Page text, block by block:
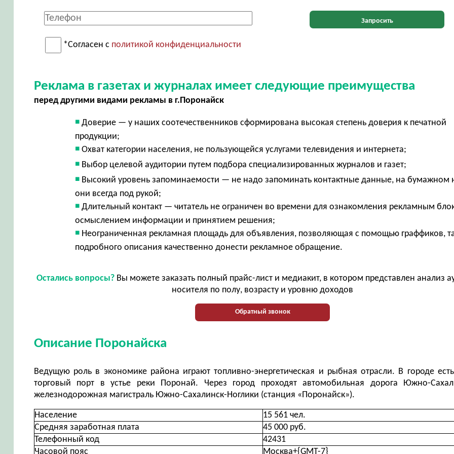
*Согласен с политикой конфиденциальности
Запросить
Реклама в газетах и журналах имеет следующие преимущества
перед другими видами рекламы в г.Поронайск
Доверие — у наших соотечественников сформирована высокая степень доверия к печатной
продукции;
Охват категории населения, не пользующейся услугами телевидения и интернета;
Выбор целевой аудитории путем подбора специализированных журналов и газет;
Высокий уровень запоминаемости — не надо запоминать контактные данные, на бумажном
они всегда под рукой;
Длительный контакт — читатель не ограничен во времени для ознакомления рекламным
осмыслением информации и принятием решения;
Неограниченная рекламная площадь для объявления, позволяющая с помощью граффиков,
подробного описания качественно донести рекламное обращение.
Остались вопросы? Вы можете заказать полный прайс-лист и медиакит, в котором представлен анализ
носителя по полу, возрасту и уровню доходов
Обратный звонок
Описание Поронайска
Ведущую роль в экономике района играют топливно-энергетическая и рыбная отрасли. В городе
торговый порт в устье реки Поронай. Через город проходят автомобильная дорога Южно-
железнодорожная магистраль Южно-Сахалинск-Ноглики (станция «Поронайск»).
Население
15 561 чел.
Средняя заработная плата
45 000 руб.
Телефонный код
42431
Часовой пояс
Москва+{GMT-7}